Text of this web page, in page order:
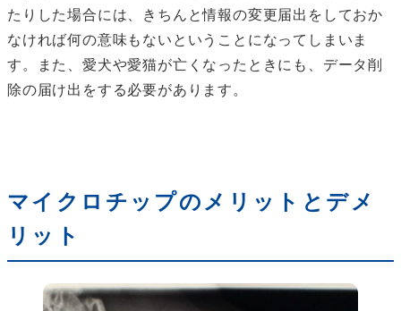
たりした場合には、きちんと情報の変更届出をしておか
なければ何の意味もないということになってしまいま
す。また、愛犬や愛猫が亡くなったときにも、データ削
除の届け出をする必要があります。
マイクロチップのメリットとデメ
リット